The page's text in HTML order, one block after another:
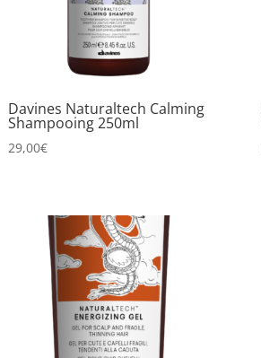
Davines Naturaltech Calming
Shampooing 250ml
29,00€